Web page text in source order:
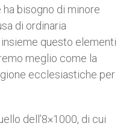
bisogno di minore
di ordinaria
questo elementi
meglio come la
ecclesiastiche per
dell’8×1000, di cui